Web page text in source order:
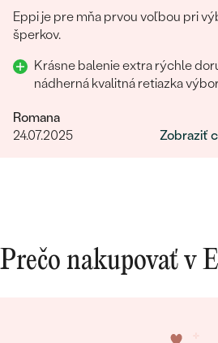
Eppi je pre mňa prvou voľbou pri
šperkov.
Krásne balenie extra rýchle
nádherná
Romana
24.07.2025
Zobraziť
Prečo nakupovať v